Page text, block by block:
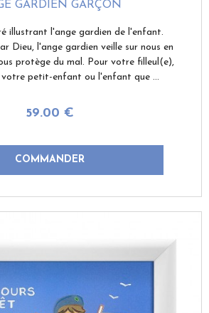
GARDIEN GARÇON
59.00 €
illustrant l'ange gardien de l'enfant.
Dieu, l'ange gardien veille sur nous en
protège du mal. Pour votre filleul(e),
petit-enfant ou l'enfant que ...